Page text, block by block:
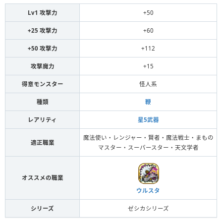
Lv1 攻撃力 +50
+25 攻撃力 +60
+50 攻撃力 +112
攻撃魔力 +15
得意モンスター 怪人系
種類 鞭
レアリティ 星5武器
適正職業
魔法使い・レンジャー・賢者・魔法戦士・まもの
マスター・スーパースター・天文学者
オススメの職業
ウルスタ
シリーズ ゼシカシリーズ